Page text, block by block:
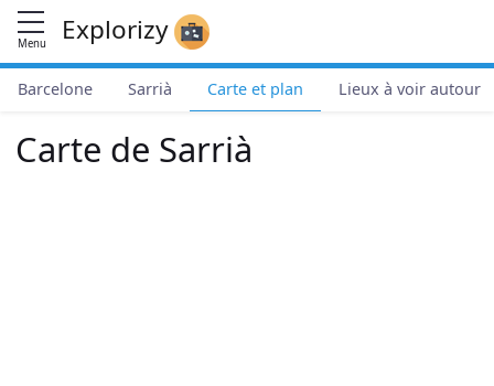
Menu Explorizy
Barcelone Sarrià Carte et plan Lieux à voir autour
Carte de Sarrià